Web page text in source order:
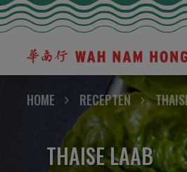
HOME RECEPTEN
THAISE LAAB